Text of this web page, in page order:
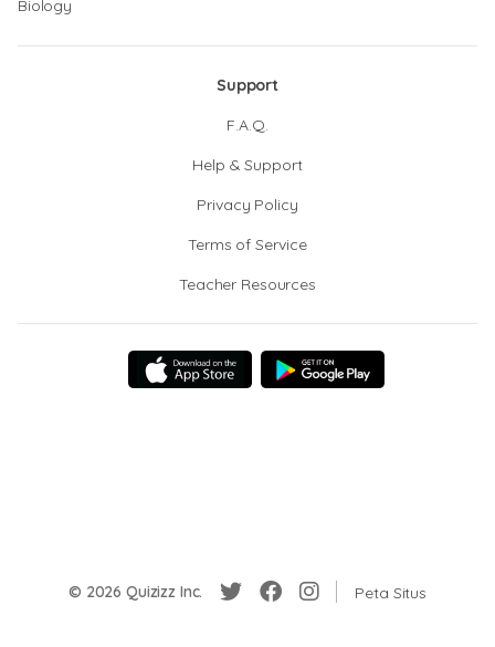
Biology
Support
F.A.Q.
Help & Support
Privacy Policy
Terms of Service
Teacher Resources
© 2026 Quizizz Inc. Peta Situs